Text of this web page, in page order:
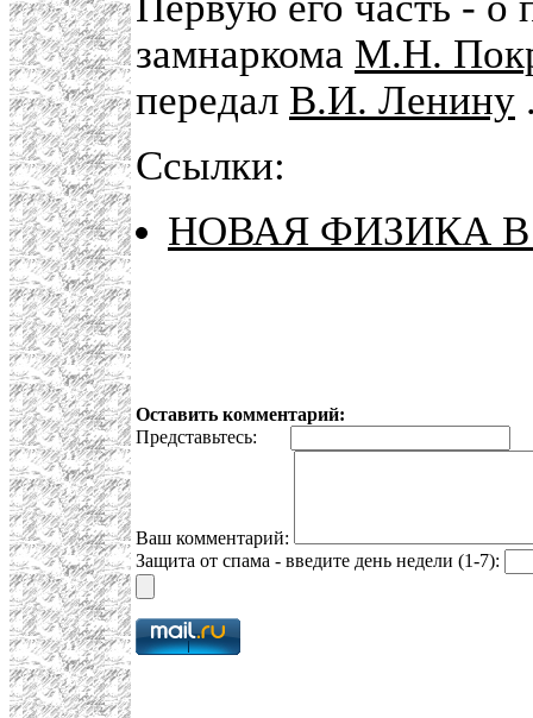
замнаркома М.Н.
передал В.И. Ленину
Ссылки:
НОВАЯ ФИЗИКА
Оставить комментарий:
Представьтесь:
Ваш комментарий:
Защита от спама - введите день недели (1-7):